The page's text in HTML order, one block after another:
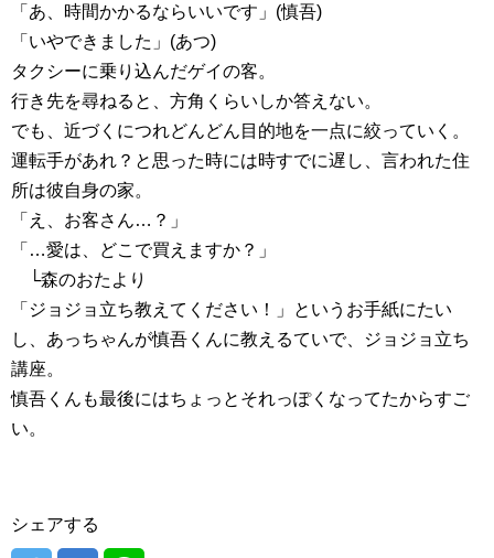
「あ、時間かかるならいいです」(慎吾)
「いやできました」(あつ)
タクシーに乗り込んだゲイの客。
行き先を尋ねると、方角くらいしか答えない。
でも、近づくにつれどんどん目的地を一点に絞っていく。
運転手があれ？と思った時には時すでに遅し、言われた住
所は彼自身の家。
「え、お客さん…？」
「…愛は、どこで買えますか？」
└森のおたより
「ジョジョ立ち教えてください！」というお手紙にたい
し、あっちゃんが慎吾くんに教えるていで、ジョジョ立ち
講座。
慎吾くんも最後にはちょっとそれっぽくなってたからすご
い。
シェアする